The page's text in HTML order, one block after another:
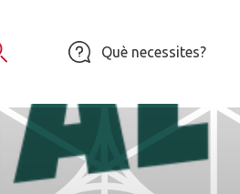
Obrir Cercador
Què necessites?